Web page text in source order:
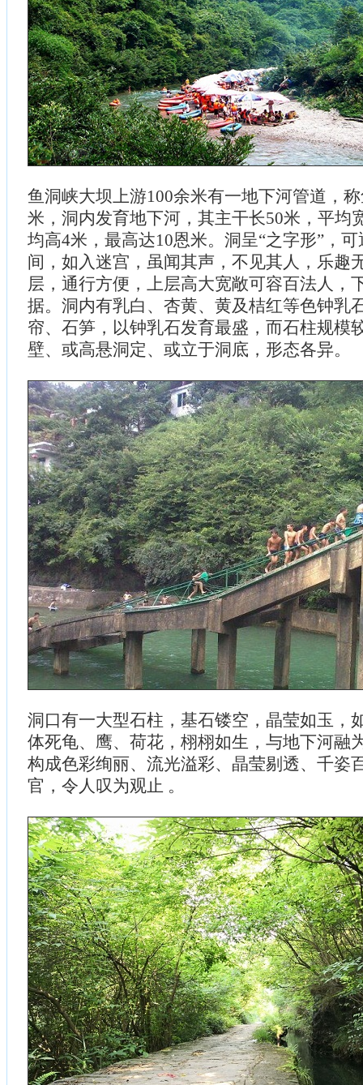
鱼洞峡大坝上游100余米有一地下河管道，
米，洞内发育地下河，其主干长50米，平均
均高4米，最高达10恩米。洞呈“之字形”，
间，如入迷宫，虽闻其声，不见其人，乐趣
层，通行方便，上层高大宽敞可容百法人，
据。洞内有乳白、杏黄、黄及桔红等色钟乳
帘、石笋，以钟乳石发育最盛，而石柱规模
壁、或高悬洞定、或立于洞底，形态各异。
洞口有一大型石柱，基石镂空，晶莹如玉，
体死龟、鹰、荷花，栩栩如生，与地下河融
构成色彩绚丽、流光溢彩、晶莹剔透、千姿
官，令人叹为观止 。